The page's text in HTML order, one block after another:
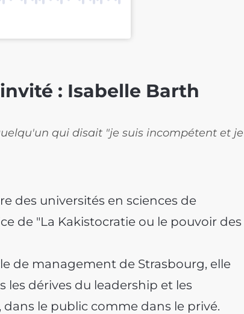
: Isabelle Barth
qui disait "je suis incompétent et je
des universités en sciences de
de "La Kakistocratie ou le pouvoir des
de management de Strasbourg, elle
les dérives du leadership et les
le public comme dans le privé.